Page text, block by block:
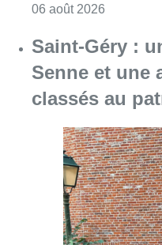
06 août 2026
Saint-Géry :
Senne et une
classés au